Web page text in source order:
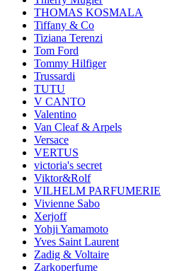
THOMAS KOSMALA
Tiffany & Co
Tiziana Terenzi
Tom Ford
Tommy Hilfiger
Trussardi
TUTU
V CANTO
Valentino
Van Cleaf & Arpels
Versace
VERTUS
victoria's secret
Viktor&Rolf
VILHELM PARFUMERIE
Vivienne Sabo
Xerjoff
Yohji Yamamoto
Yves Saint Laurent
Zadig & Voltaire
Zarkoperfume